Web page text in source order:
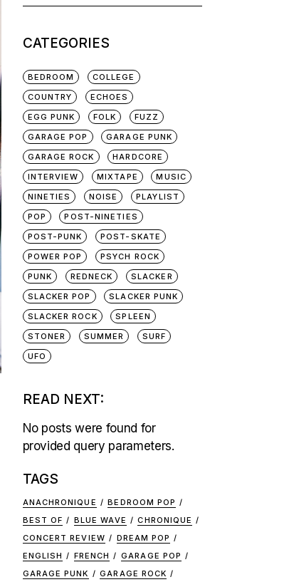
CATEGORIES
BEDROOM
COLLEGE
COUNTRY
ECHOES
EGG PUNK
FOLK
FUZZ
GARAGE POP
GARAGE PUNK
GARAGE ROCK
HARDCORE
INTERVIEW
MIXTAPE
MUSIC
NINETIES
NOISE
PLAYLIST
POP
POST-NINETIES
POST-PUNK
POST-SKATE
POWER POP
PSYCH ROCK
PUNK
REDNECK
SLACKER
SLACKER POP
SLACKER PUNK
SLACKER ROCK
SPLEEN
STONER
SUMMER
SURF
UFO
READ NEXT:
No posts were found for
provided query parameters.
TAGS
ANACHRONIQUE
BEDROOM POP
BEST OF
BLUE WAVE
CHRONIQUE
CONCERT REVIEW
DREAM POP
ENGLISH
FRENCH
GARAGE POP
GARAGE PUNK
GARAGE ROCK